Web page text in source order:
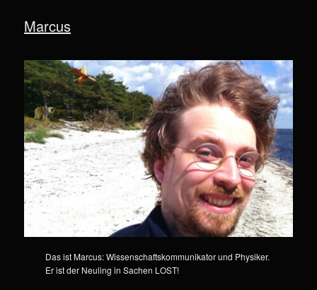
Marcus
Das ist Marcus: Wissenschaftskommunikator und Physiker.
Er ist der Neuling in Sachen LOST!